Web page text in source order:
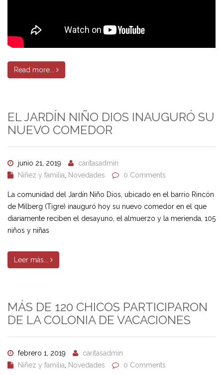
Read more...
EL JARDÍN NIÑO DIOS INAUGURÓ SU
NUEVO COMEDOR
junio 21, 2019
caritasadmin
Niñez y familia
Novedades 0 Comments
La comunidad del Jardín Niño Dios, ubicado en el barrio Rincón
de Milberg (Tigre) inauguró hoy su nuevo comedor en el que
diariamente reciben el desayuno, el almuerzo y la merienda, 105
niños y niñas
Leer más...
MÁS DE 120 CHICOS PARTICIPARON
DE LA COLONIA DE VACACIONES
febrero 1, 2019
caritasadmin
Niñez y familia
Novedades 0 Comments